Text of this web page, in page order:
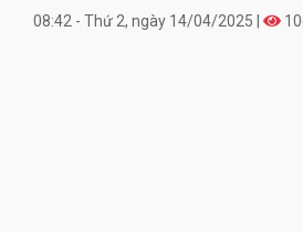
08:42 - Thứ 2, ngày 14/04/2025 |